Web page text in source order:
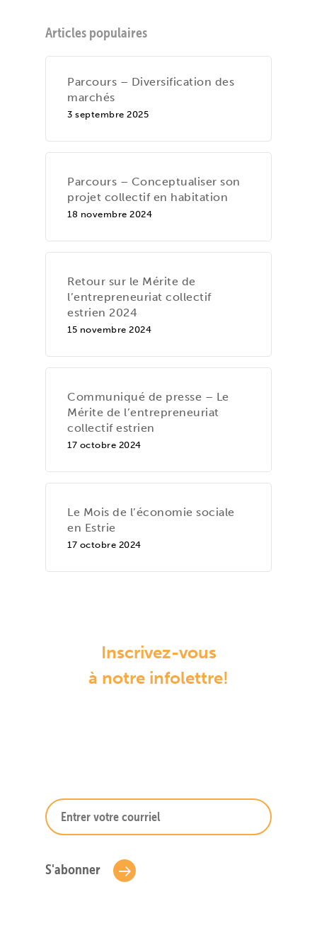
Articles populaires
Parcours – Diversification des
marchés
3 septembre 2025
Parcours – Conceptualiser son
projet collectif en habitation
18 novembre 2024
Retour sur le Mérite de
l’entrepreneuriat collectif
estrien 2024
15 novembre 2024
Communiqué de presse – Le
Mérite de l’entrepreneuriat
collectif estrien
17 octobre 2024
Le Mois de l’économie sociale
en Estrie
17 octobre 2024
Inscrivez-vous
à notre infolettre!
S'abonner